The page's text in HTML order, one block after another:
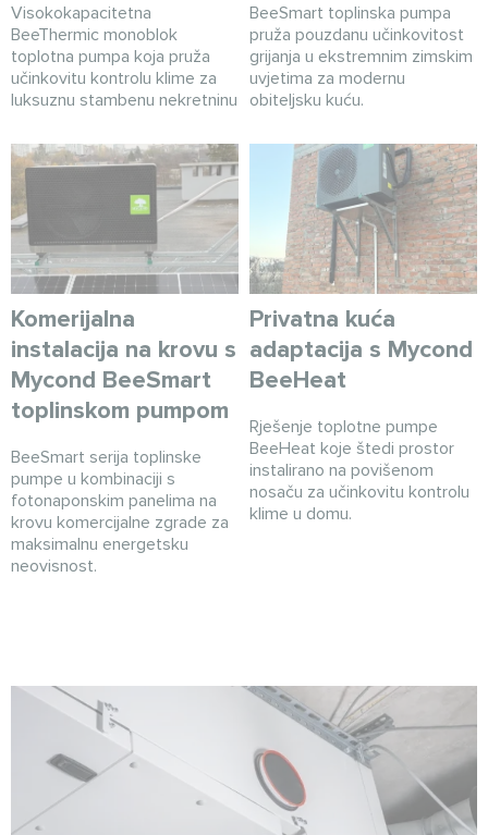
Visokokapacitetna
BeeThermic monoblok
toplotna pumpa koja pruža
učinkovitu kontrolu klime za
luksuznu stambenu nekretninu
BeeSmart toplinska pumpa
pruža pouzdanu učinkovitost
grijanja u ekstremnim zimskim
uvjetima za modernu
obiteljsku kuću.
Komerijalna
instalacija na krovu s
Mycond BeeSmart
toplinskom pumpom
BeeSmart serija toplinske
pumpe u kombinaciji s
fotonaponskim panelima na
krovu komercijalne zgrade za
maksimalnu energetsku
neovisnost.
Privatna kuća
adaptacija s Mycond
BeeHeat
Rješenje toplotne pumpe
BeeHeat koje štedi prostor
instalirano na povišenom
nosaču za učinkovitu kontrolu
klime u domu.